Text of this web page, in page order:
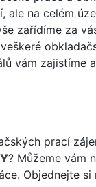
na celém
zařídíme za
vám zajistíme
prací
? Můžeme vám
Objednejte si